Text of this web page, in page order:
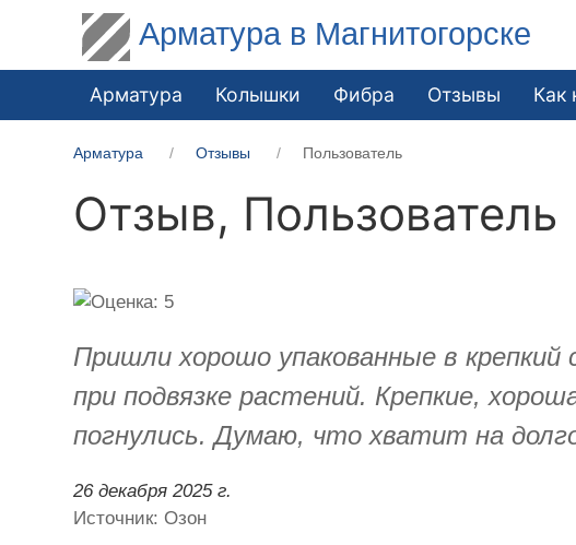
Арматура в Магнитогорске
Арматура Колышки Фибра Отзывы Как
Арматура Отзывы Пользователь
Отзыв, Пользователь
Пришли хорошо упакованные в
при подвязке растений. Крепкие,
погнулись. Думаю, что хватит на
26 декабря 2025 г.
Источник: Озон